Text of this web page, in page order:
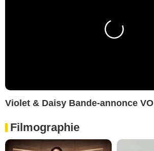
Violet & Daisy Bande-annonce VO
Filmographie